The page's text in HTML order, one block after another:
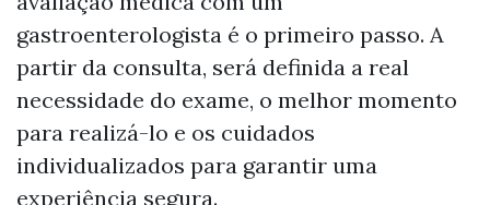
gastroenterologista é o primeiro passo. A
partir da consulta, será definida a real
necessidade do exame, o melhor momento
para realizá-lo e os cuidados
individualizados para garantir uma
experiência segura.